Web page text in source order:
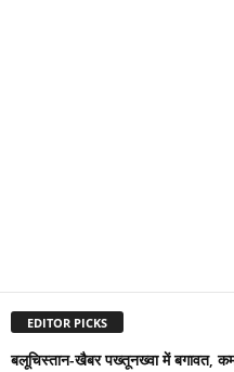
EDITOR PICKS
बलूचिस्तान-खैबर पख्तूनख्वा में बगावत,